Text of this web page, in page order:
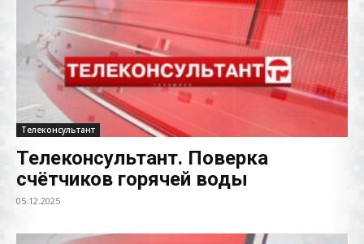
Телеконсультант
Телеконсультант. Поверка
счётчиков горячей воды
05.12.2025